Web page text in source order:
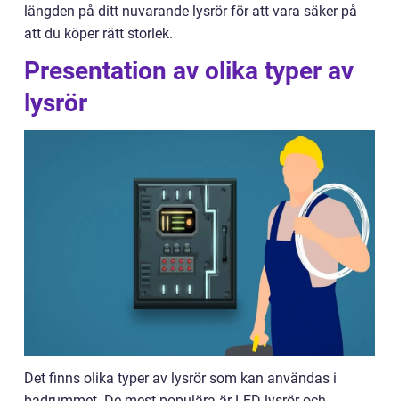
längden på ditt nuvarande lysrör för att vara säker på
att du köper rätt storlek.
Presentation av olika typer av
lysrör
Det finns olika typer av lysrör som kan användas i